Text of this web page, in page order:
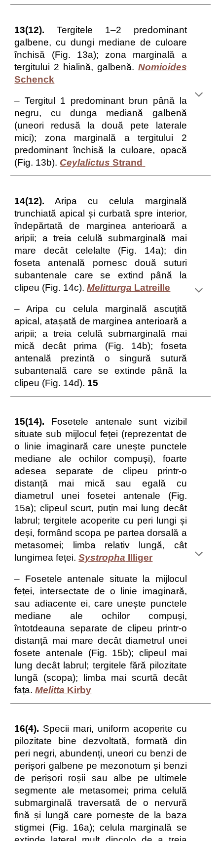
13(12). Tergitele 1–2 predominant
galbene, cu dungi mediane de culoare
închisă (Fig. 13a); zona marginală a
tergitului 2 hialină, galbenă. Nomioides
Schenck
– Tergitul 1 predominant brun până la
negru, cu dunga mediană galbenă
(uneori redusă la două pete laterale
mici); zona marginală a tergitului 2
predominant închisă la culoare, opacă
(Fig. 13b). Ceylalictus Strand
14(12). Aripa cu celula marginală
trunchiată apical și curbată spre interior,
îndepărtată de marginea anterioară a
aripii; a treia celulă submarginală mai
mare decât celelalte (Fig. 14a); din
foseta antenală pornesc două suturi
subantenale care se extind până la
clipeu (Fig. 14c).Melitturga Latreille
– Aripa cu celula marginală ascuțită
apical, atașată de marginea anterioară a
aripii; a treia celulă submarginală mai
mică decât prima (Fig. 14b); foseta
antenală prezintă o singură sutură
subantenală care se extinde până la
clipeu (Fig. 14d). 15
15(14). Fosetele antenale sunt vizibil
situate sub mijlocul feței (reprezentat de
o linie imaginară care unește punctele
mediane ale ochilor compuși), foarte
adesea separate de clipeu printr-o
distanță mai mică sau egală cu
diametrul unei fosetei antenale (Fig.
15a); clipeul scurt, puțin mai lung decât
labrul; tergitele acoperite cu peri lungi și
deși, formând scopa pe partea dorsală a
metasomei; limba relativ lungă, cât
lungimea feței.Systropha Illiger
– Fosetele antenale situate la mijlocul
feței, intersectate de o linie imaginară,
sau adiacente ei, care unește punctele
mediane ale ochilor compuși,
întotdeauna separate de clipeu printr-o
distanță mai mare decât diametrul unei
fosete antenale (Fig. 15b); clipeul mai
lung decât labrul; tergitele fără pilozitate
lungă (scopa); limba mai scurtă decât
fața.Melitta Kirby
16(4). Specii mari, uniform acoperite cu
pilozitate bine dezvoltată, formată din
peri negri, abundenți, uneori cu benzi de
perișori galbene pe mezonotum și benzi
de perișori roșii sau albe pe ultimele
segmente ale metasomei; prima celulă
submarginală traversată de o nervură
fină și lungă care pornește de la baza
stigmei (Fig. 16a); celula marginală se